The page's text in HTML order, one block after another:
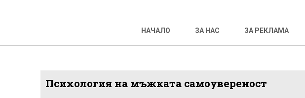
НАЧАЛО ЗА НАС ЗА РЕКЛАМА
Психология на мъжката самоувереност